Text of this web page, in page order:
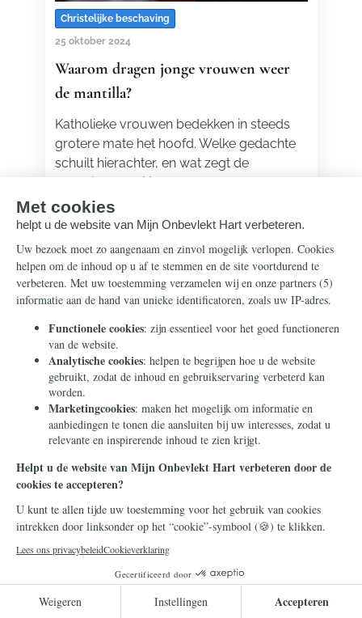
Christelijke beschaving
25 oktober 2024
Waarom dragen jonge vrouwen weer
de mantilla?
Katholieke vrouwen bedekken in steeds
grotere mate het hoofd. Welke gedachte
schuilt hierachter, en wat zegt de
katholieke traditie over deze gewoonte?
Lees meer
Christelijke beschaving
De boodschap van de zalige keizer
Karel van Oostenrijk voor onze tijd
een toonbeeld van de christelijke vorst in
de moderne periode. Zijn leven is een
inspiratiebron voor alle gelovigen.